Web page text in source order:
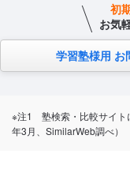
初
お気
学習塾様用 お
※注1 塾検索・比較サイト
年3月、SimilarWeb調べ）